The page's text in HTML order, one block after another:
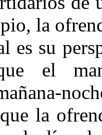
la
es su
el
la